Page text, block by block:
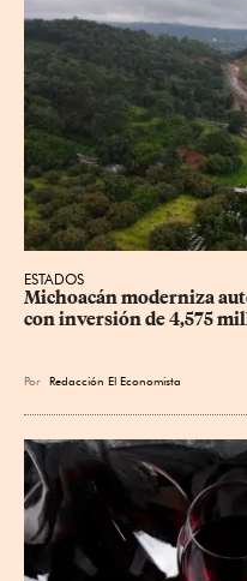
ESTADOS
Michoacán moderniza
con inversión de 4,575
Por Redacción El Economista